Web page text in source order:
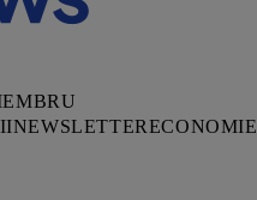
NEWSLETTERECONOMIE